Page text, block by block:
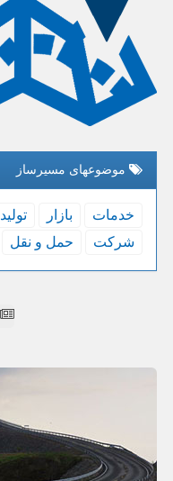
موضوعهای مسیرساز
خدمات بازار تولید
شركت
حمل و نقل